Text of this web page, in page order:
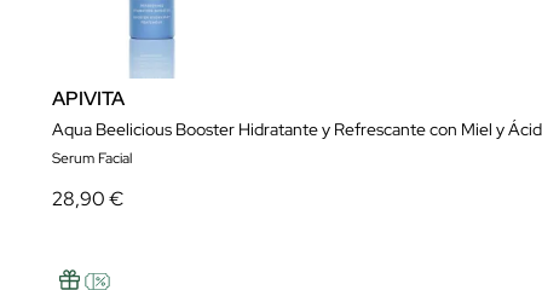
APIVITA
Aqua Beelicious Booster Hidratante y Refrescante con Miel y
Serum Facial
28,90 €